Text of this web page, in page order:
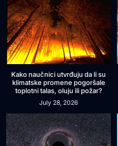
Kako naučnici utvrđuju da li su
klimatske promene pogoršale
toplotni talas, oluju ili požar?
July 28, 2026